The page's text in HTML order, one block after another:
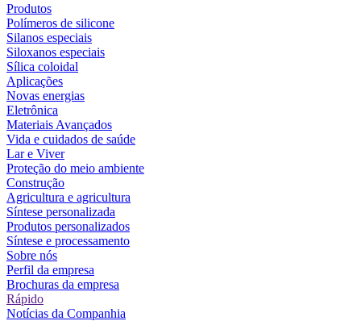
Produtos
Polímeros de silicone
Silanos especiais
Siloxanos especiais
Sílica coloidal
Aplicações
Novas energias
Eletrônica
Materiais Avançados
Vida e cuidados de saúde
Lar e Viver
Proteção do meio ambiente
Construção
Agricultura e agricultura
Síntese personalizada
Produtos personalizados
Síntese e processamento
Sobre nós
Perfil da empresa
Brochuras da empresa
Rápido
Notícias da Companhia